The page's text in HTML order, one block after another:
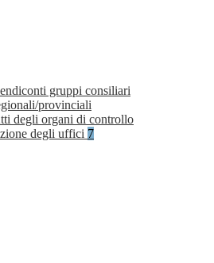
gruppi consiliari
provinciali
degli organi di controllo
degli uffici 7